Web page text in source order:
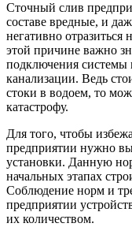
Сточный слив
составе вредные, и
негативно
этой причине важно
подключения системы
канализации. Ведь
стоки в водоем, то
катастрофу.
Для того, чтобы
предприятии нужно
установки. Данную
начальных этапах
Соблюдение норм и
предприятии
их количеством.